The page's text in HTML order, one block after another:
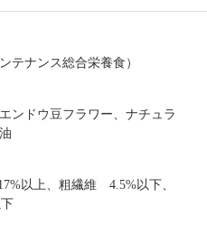
テナンス総合栄養食）
ンドウ豆フラワー、ナチュラ
以上、粗繊維 4.5%以下、